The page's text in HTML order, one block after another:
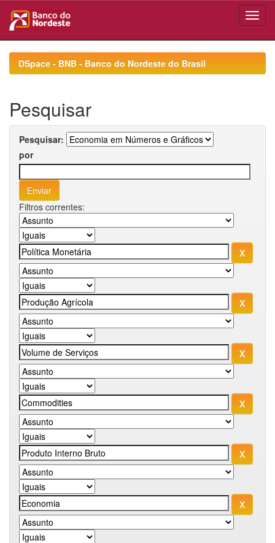
navigationDSpace - BNB - Banco do Nordeste do Brasil
Pesquisar
Pesquisar:
por
Filtros correntes: